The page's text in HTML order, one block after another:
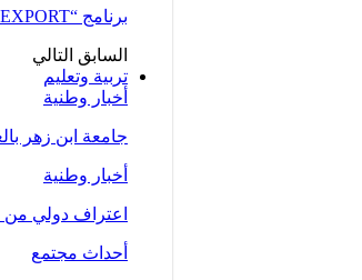
برنامج “POWER EXPORT” .. الموافقة على نحو 100 طلب لدعم ومواكبة المقاولات
السابق التالي
تربية وتعليم
أخبار وطنية
جامعة ابن زهر
أخبار وطنية
اعتراف دولي من
أحداث مجتمع